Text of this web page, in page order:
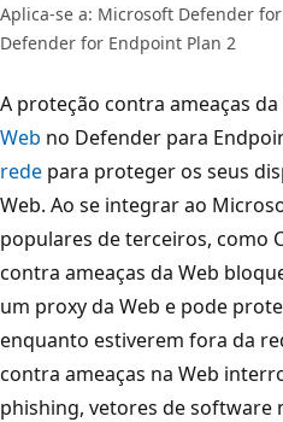
Aplica-se a: Microsoft Defender
Defender for Endpoint Plan 2
A proteção contra ameaças
Web no Defender para
rede para proteger os seus
Web. Ao se integrar ao
populares de terceiros, como
contra ameaças da Web
um proxy da Web e pode
enquanto estiverem fora da
contra ameaças na Web
phishing, vetores de software